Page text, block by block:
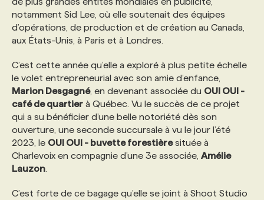
ANNONCEZ AVEC NOUS
notamment Sid Lee, où elle soutenait des équipes
d’opérations, de production et de création au Canada,
aux États-Unis, à Paris et à Londres.
C’est cette année qu’elle a exploré à plus petite échelle
le volet entrepreneurial avec son amie d’enfance,
Marion Desgagné, en devenant associée du OUI OUI -
café de quartier à Québec. Vu le succès de ce projet
qui a su bénéficier d’une belle notoriété dès son
ouverture, une seconde succursale à vu le jour l’été
2023, le OUI OUI - buvette forestièresituée à
Charlevoix en compagnie d’une 3e associée, Amélie
Lauzon
C’est forte de ce bagage qu’elle se joint à Shoot Studio